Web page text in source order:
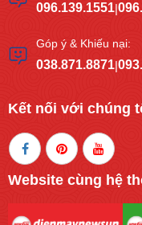
096.139.1551|
Góp ý & Khiếu nại:
038.871.8871|
Kết nối với chúng
Website cùng hệ